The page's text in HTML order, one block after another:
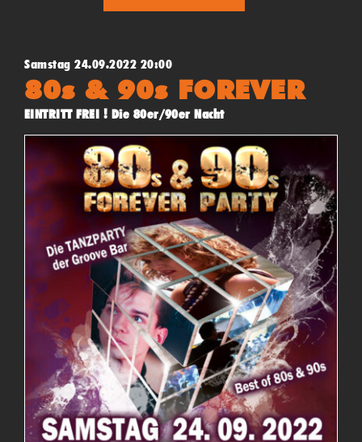
Samstag 24.09.2022 20:00
80s & 90s FOREVER
EINTRITT FREI ! Die 80er/90er Nacht